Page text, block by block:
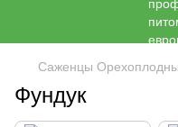
Саженцы
Фундук